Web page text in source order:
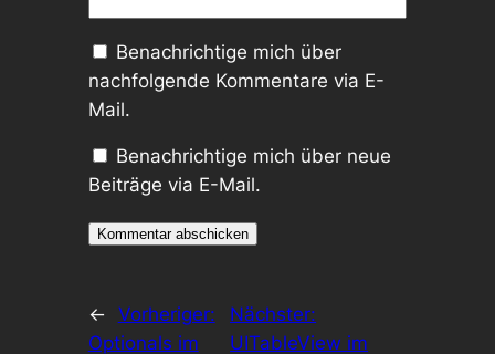
Benachrichtige mich über
nachfolgende Kommentare via E-
Mail.
Benachrichtige mich über neue
Beiträge via E-Mail.
←
Vorheriger:
Optionals im
Nächster:
UITableView im